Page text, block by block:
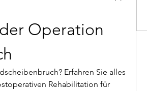
Operation
Erfahren Sie alles
Rehabilitation für